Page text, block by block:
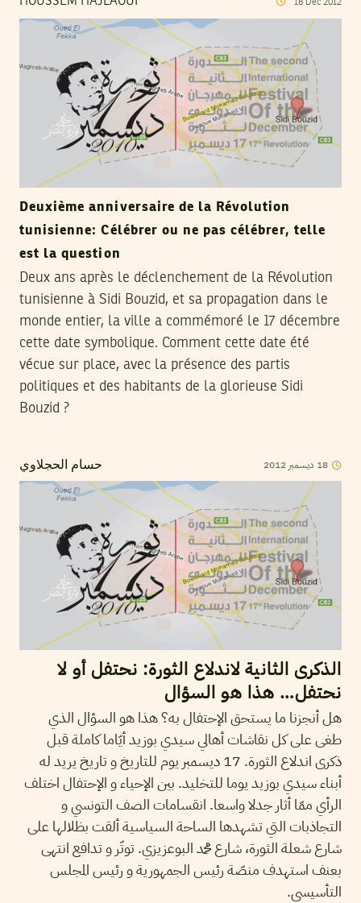
18 Dec 2012
Deuxième anniversaire de la Révolution
tunisienne: Célébrer ou ne pas célébrer, telle
est la question
Deux ans après le déclenchement de la Révolution
tunisienne à Sidi Bouzid, et sa propagation dans le
monde entier, la ville a commémoré le 17 décembre
cette date symbolique. Comment cette date été
vécue sur place, avec la présence des partis
politiques et des habitants de la glorieuse Sidi
Bouzid ?
حسام الحجلاوي 18 ديسمبر 2012
الذكرى الثانية لاندلاع الثورة: نحتفل أو لا
نحتفل… هذا هو السؤال
هل أنجزنا ما يستحق الإحتفال به؟ هذا هو السؤال الذي
طغى على كل نقاشات أهالي سيدي بوزيد أيّاما كاملة قبل
ذكرى اندلاع الثورة. 17 ديسمبر يوم للتاريخ و تاريخ يريد له
أبناء سيدي بوزيد يوما للتخليد. بين الإحياء و الإحتفال اختلف
الرأي ممّا أثار جدلا واسعا. انقسامات الصف التونسي و
التجاذبات التي تشهدها الساحة السياسية ألقت بظلالها على
شارع شعلة الثورة، شارع محمد البوعزيزي. توتّر و تدافع انتهى
بعنف استهدف منصّة رئيس الجمهورية و رئيس المجلس
التأسيسي.